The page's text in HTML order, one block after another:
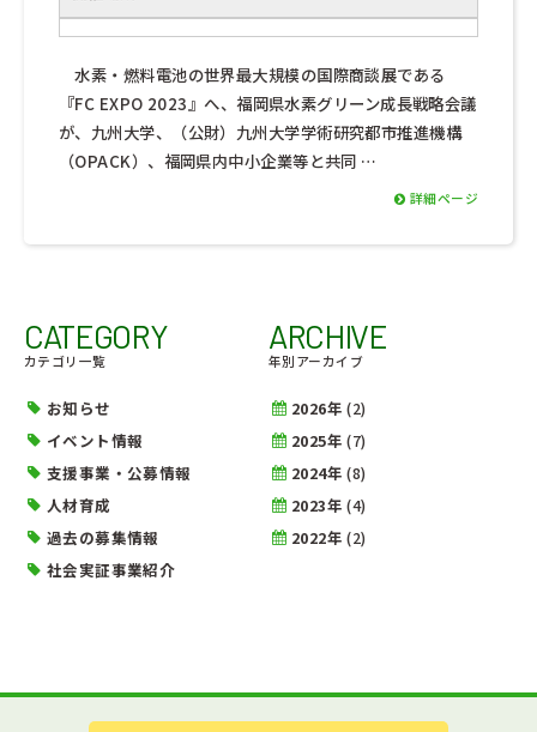
CATEGORY
カテゴリ一覧
お知らせ
イベント情報
支援事業・公募情報
人材育成
過去の募集情報
社会実証事業紹介
ARCHIVE
年別アーカイブ
2026年 (2)
2025年 (7)
2024年 (8)
2023年 (4)
2022年 (2)
水素・燃料電池の世界最大規模の国際商談展である
『FC EXPO 2023』へ、福岡県水素グリーン成長戦略会議
が、九州大学、（公財）九州大学学術研究都市推進機構
（OPACK）、福岡県内中小企業等と共同 …
詳細ページ